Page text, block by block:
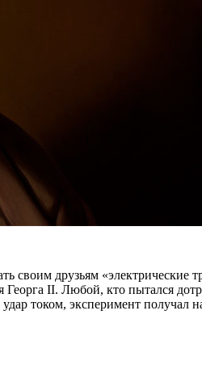
своим друзьям «электрические
Георга II. Любой, кто пытался
током, эксперимент получал